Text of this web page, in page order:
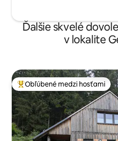
Ďalšie skvelé
v lokalite
Najobľúbenejšie medzi hosťami
Obľúbené medzi hosťami